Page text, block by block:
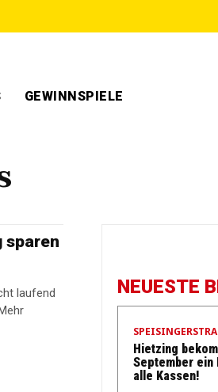
GEWINNSPIELE
sparen
laufend
NEUESTE
Hietzing
September ein
alle Kassen!